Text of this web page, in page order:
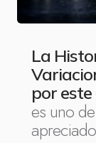
La
por
es uno